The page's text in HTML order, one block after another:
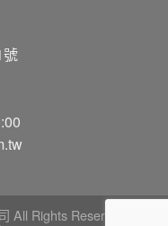
All Rights Reserved.